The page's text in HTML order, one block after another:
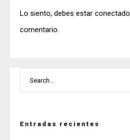
Lo siento, debes estar conectado
comentario.
Entradas recientes